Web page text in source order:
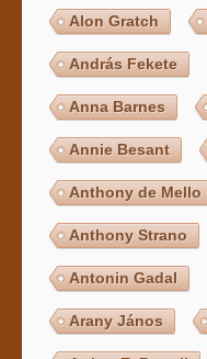
Alon Gratch
András Fekete
Anna Barnes
Annie Besant
Anthony de Mello
Anthony Strano
Antonin Gadal
Arany János